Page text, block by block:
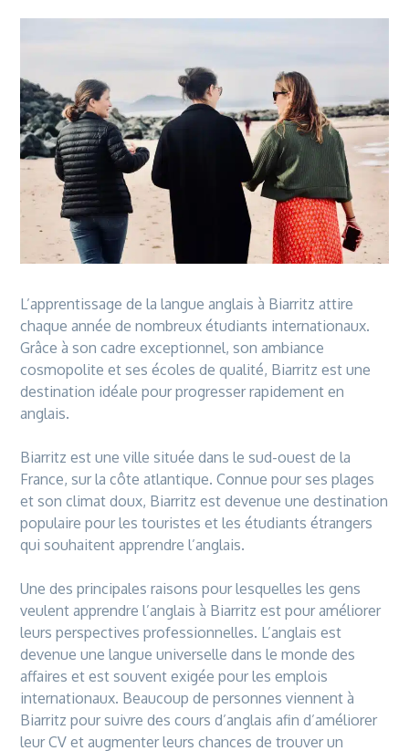
L’apprentissage de la langue anglais à Biarritz attire
chaque année de nombreux étudiants internationaux.
Grâce à son cadre exceptionnel, son ambiance
cosmopolite et ses écoles de qualité, Biarritz est une
destination idéale pour progresser rapidement en
anglais.
Biarritz est une ville située dans le sud-ouestde la
France, sur la côte atlantique. Connue pour ses plages
et son climat doux, Biarritz estdevenue unedestination
populaire pour les touristes et les étudiants étrangers
qui souhaitent apprendre l’anglais.
Unedes principales raisons pour lesquelles les gens
veulent apprendre l’anglais à Biarritz est pour améliorer
leurs perspectives professionnelles. L’anglais est
devenue unelangue universelle dans le mondedes
affaires et est souvent exigée pour les emplois
internationaux. Beaucoupde personnes viennent à
Biarritz pour suivredescours d’anglais afin d’améliorer
leur CV et augmenter leurs chancesde trouver un